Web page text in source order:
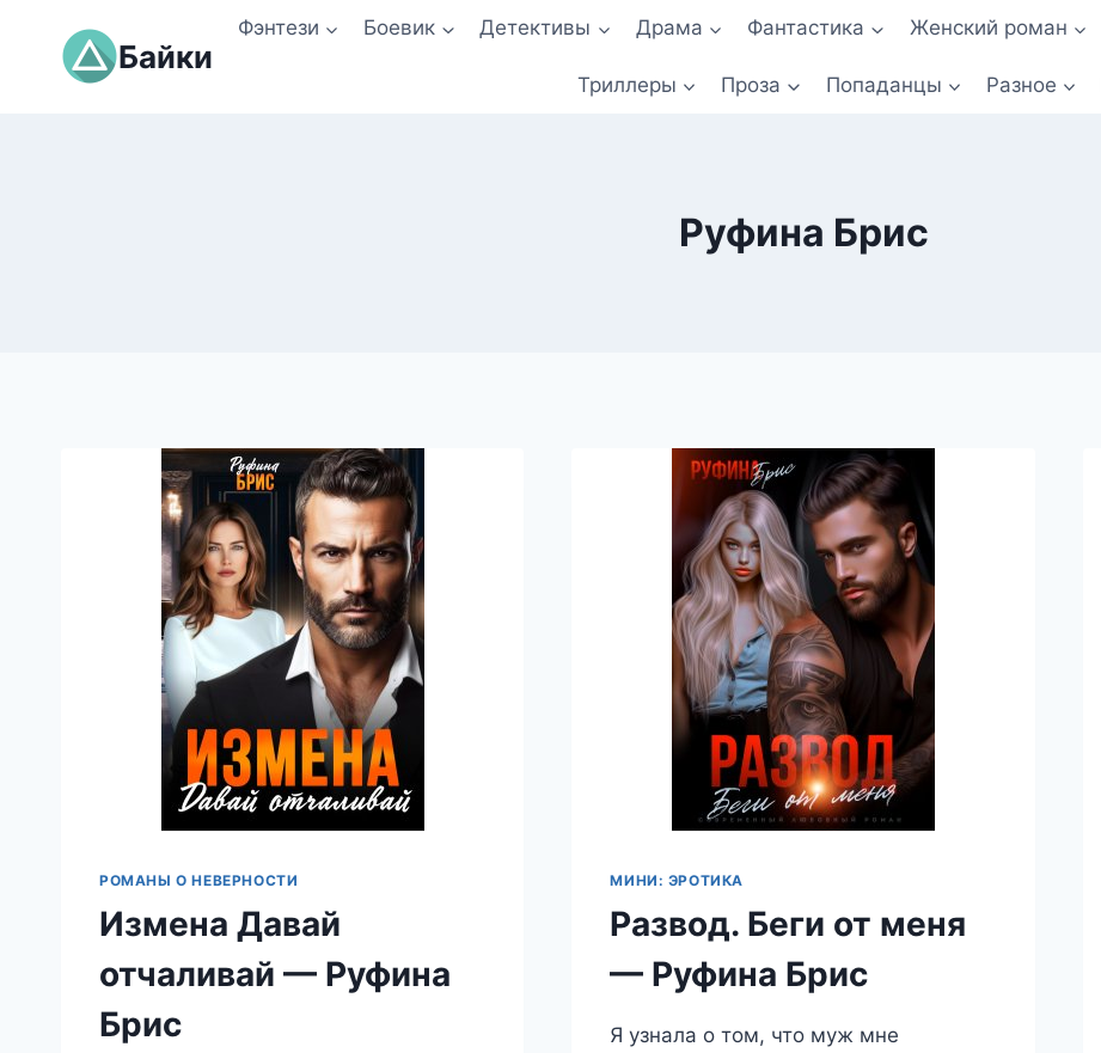
содержимому
Байки
Фэнтези Боевик Детективы Драма Фантастика Женский роман
Триллеры Проза Попаданцы Разное
Руфина Брис
РОМАНЫ О НЕВЕРНОСТИ
Измена Давай
отчаливай — Руфина
Брис
МИНИ: ЭРОТИКА
Развод. Беги от меня
— Руфина Брис
Я узнала о том, что муж мне